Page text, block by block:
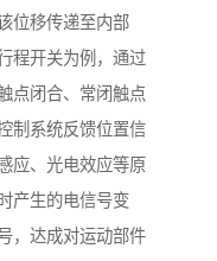
位移传递至内部
程开关为例，通过
点闭合、常闭触点
制系统反馈位置信
应、光电效应等原
产生的电信号变
，达成对运动部件